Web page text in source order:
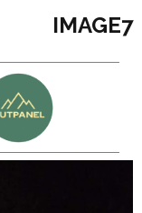
IMAGE7